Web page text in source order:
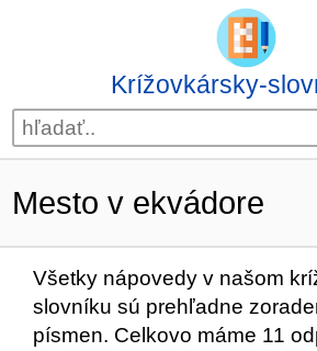
Krížovkársky-
Mesto v ekvádore
Všetky nápovedy v našom
slovníku sú prehľadne
písmen. Celkovo máme 11